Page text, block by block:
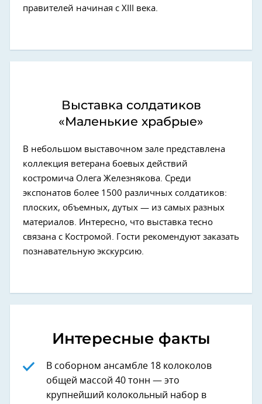
правителей начиная с XIII века.
Выставка солдатиков
«Маленькие храбрые»
В небольшом выставочном зале представлена
коллекция ветерана боевых действий
костромича Олега Железнякова. Среди
экспонатов более 1500 различных солдатиков:
плоских, объемных, дутых — из самых разных
материалов. Интересно, что выставка тесно
связана с Костромой. Гости рекомендуют заказать
познавательную экскурсию.
Интересные факты
В соборном ансамбле 18 колоколов
общей массой 40 тонн — это
крупнейший колокольный набор в